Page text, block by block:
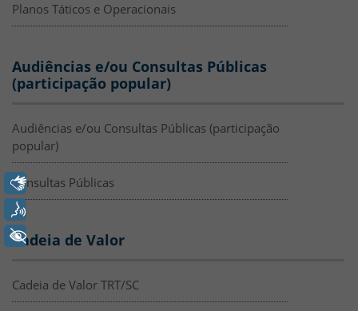
Planos Táticos e Operacionais
Audiências e/ou Consultas Públicas
(participação popular)
Audiências e/ou Consultas Públicas (participação
popular)
Consultas Públicas
Cadeia de Valor
Cadeia de Valor TRT/SC
Libras
+ Acessibilidade